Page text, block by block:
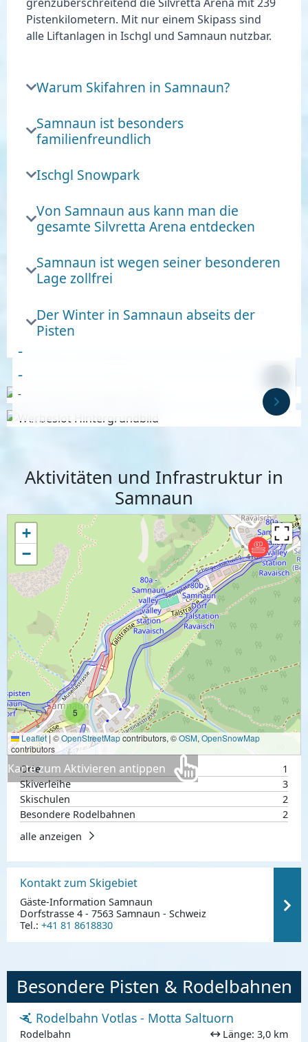
Pistenkilometern. Mit nur einem Skipass sind
alle Liftanlagen in Ischgl und Samnaun nutzbar.
Warum Skifahren in Samnaun?
Samnaun ist besonders
familienfreundlich
Ischgl Snowpark
Von Samnaun aus kann man die
gesamte Silvretta Arena entdecken
Samnaun ist wegen seiner besonderen
Lage zollfrei
Der Winter in Samnaun abseits der
Pisten
Anzeige
-
Anzeige
-
-
Aktivitäten und Infrastruktur in
Samnaun
Orte
1
Skiverleihe
3
Skischulen
2
Besondere Rodelbahnen
2
alle anzeigen
5
+
−
Leaflet| ©OpenStreetMapcontributors, ©OSM, OpenSnowMap
contributors
Karte zum Aktivieren antippen
Kontakt zum Skigebiet
Gäste-Information Samnaun
Dorfstrasse 4 - 7563 Samnaun - Schweiz
Tel.: +41 81 8618830
Besondere Pisten & Rodelbahnen
Rodelbahn Votlas - Motta Saltuorn
Rodelbahn Länge: 3,0 km